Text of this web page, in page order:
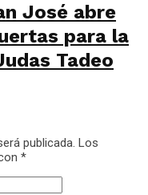
José abre
para la
Tadeo
publicada. Los
*